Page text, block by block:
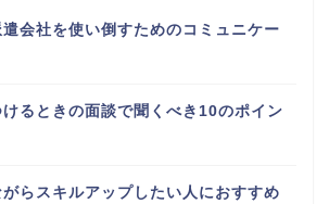
会社を使い倒すためのコミュニケー
るときの面談で聞くべき10のポイン
らスキルアップしたい人におすすめ